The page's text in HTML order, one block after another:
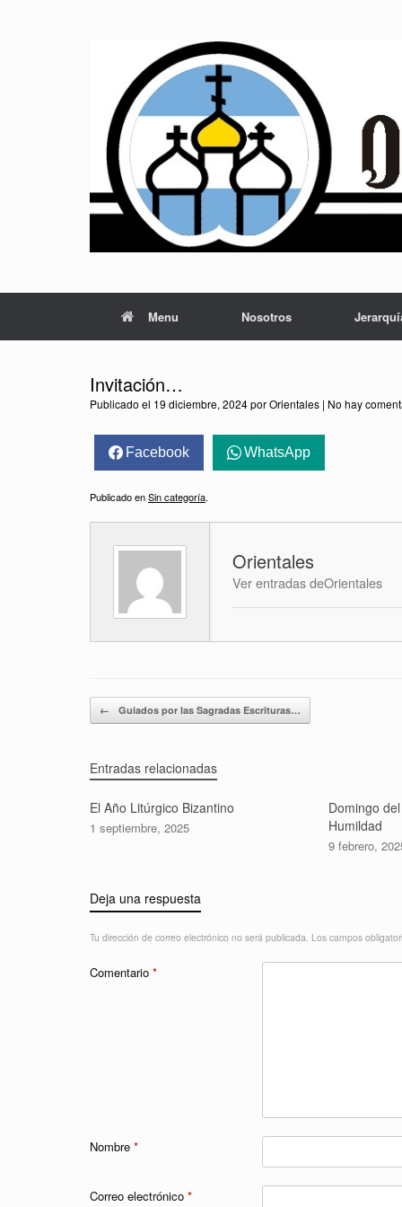
Menu Nosotros
Invitación…
Publicado el 19 diciembre, 2024porOrientales | No hay
Facebook WhatsApp
Publicado enSin categoría.
Orientales
Ver entradas deOrientales
Navegador de artículos
← Guiados por las Sagradas Escrituras…
Entradas relacionadas
El Año Litúrgico Bizantino
1 septiembre, 2025
Domingo
Humildad
9 febrero,
Deja una respuesta
Tu dirección de correo electrónico no será publicada. Los campos
Comentario *
Nombre *
Correo electrónico *